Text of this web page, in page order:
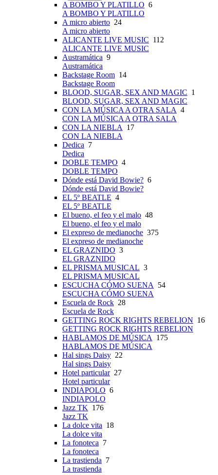
A BOMBO Y PLATILLO 6
A BOMBO Y PLATILLO
A micro abierto 24
A micro abierto
ALICANTE LIVE MUSIC 112
ALICANTE LIVE MUSIC
Austramática 9
Austramática
Backstage Room 14
Backstage Room
BLOOD, SUGAR, SEX AND MAGIC 1
BLOOD, SUGAR, SEX AND MAGIC
CON LA MÚSICA A OTRA SALA 4
CON LA MÚSICA A OTRA SALA
CON LA NIEBLA 17
CON LA NIEBLA
Dedica 7
Dedica
DOBLE TEMPO 4
DOBLE TEMPO
Dónde está David Bowie? 6
Dónde está David Bowie?
EL 5º BEATLE 4
EL 5º BEATLE
El bueno, el feo y el malo 48
El bueno, el feo y el malo
El expreso de medianoche 375
El expreso de medianoche
EL GRAZNIDO 3
EL GRAZNIDO
EL PRISMA MUSICAL 3
EL PRISMA MUSICAL
ESCUCHA CÓMO SUENA 54
ESCUCHA CÓMO SUENA
Escuela de Rock 28
Escuela de Rock
GETTING ROCK RIGHTS REBELION 16
GETTING ROCK RIGHTS REBELION
HABLAMOS DE MÚSICA 175
HABLAMOS DE MÚSICA
Hal sings Daisy 22
Hal sings Daisy
Hotel particular27
Hotel particular
INDIAPOLO 6
INDIAPOLO
Jazz TK 176
Jazz TK
La dolce vita 18
La dolce vita
La fonoteca 7
La fonoteca
La trastienda 7
La trastienda